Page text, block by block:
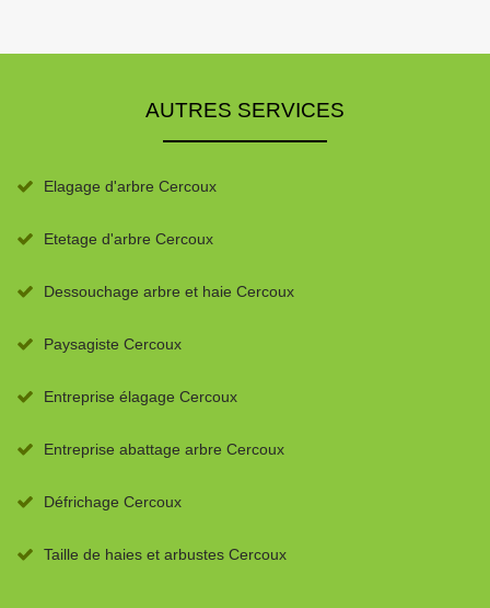
AUTRES SERVICES
Elagage d'arbre Cercoux
Etetage d'arbre Cercoux
Dessouchage arbre et haie Cercoux
Paysagiste Cercoux
Entreprise élagage Cercoux
Entreprise abattage arbre Cercoux
Défrichage Cercoux
Taille de haies et arbustes Cercoux